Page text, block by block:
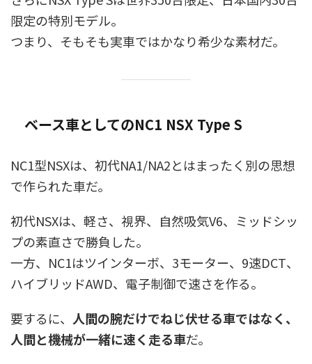
限定の特別モデル。
つまり、そもそも実車ではかなり希少な素材だ。
ベース車としてのNC1 NSX Type S
NC1型NSXは、初代NA1/NA2とはまったく別の思想
で作られた車だ。
初代NSXは、軽さ、視界、自然吸気V6、ミッドシッ
プの素直さで勝負した。
一方、NC1はツインターボ、3モーター、9速DCT、
ハイブリッドAWD、電子制御で速さを作る。
要するに、 人間の腕だけでねじ伏せる車ではなく、
人間と機械が一緒に速く走る車だ。